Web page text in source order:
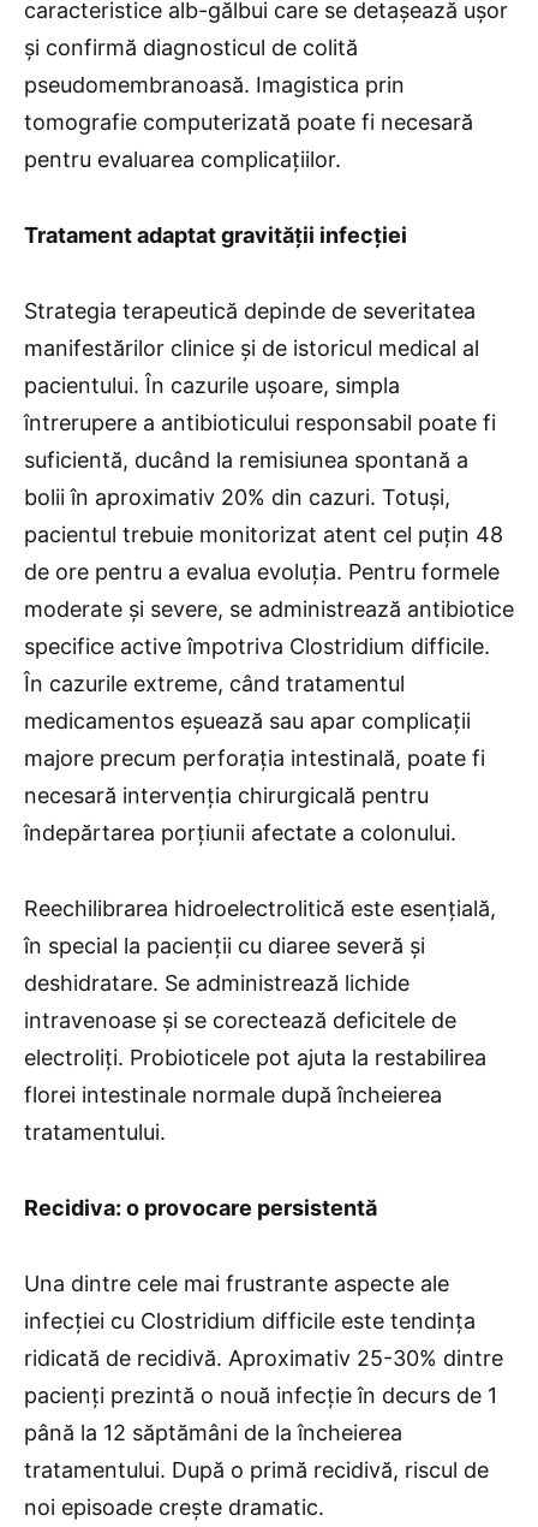
caracteristice alb-gălbui care se detașează ușor
și confirmă diagnosticul de colită
pseudomembranoasă. Imagistica prin
tomografie computerizată poate fi necesară
pentru evaluarea complicațiilor.
Tratament adaptat gravității infecției
Strategia terapeutică depinde de severitatea
manifestărilor clinice și de istoricul medical al
pacientului. În cazurile ușoare, simpla
întrerupere a antibioticului responsabil poate fi
suficientă, ducând la remisiunea spontană a
bolii în aproximativ 20% din cazuri. Totuși,
pacientul trebuie monitorizat atent cel puțin 48
de ore pentru a evalua evoluția. Pentru formele
moderate și severe, se administrează antibiotice
specifice active împotriva Clostridium difficile.
În cazurile extreme, când tratamentul
medicamentos eșuează sau apar complicații
majore precum perforația intestinală, poate fi
necesară intervenția chirurgicală pentru
îndepărtarea porțiunii afectate a colonului.
Reechilibrarea hidroelectrolitică este esențială,
în special la pacienții cu diaree severă și
deshidratare. Se administrează lichide
intravenoase și se corectează deficitele de
electroliți. Probioticele pot ajuta la restabilirea
florei intestinale normale după încheierea
tratamentului.
Recidiva: o provocare persistentă
Una dintre cele mai frustrante aspecte ale
infecției cu Clostridium difficile este tendința
ridicată de recidivă. Aproximativ 25-30% dintre
pacienți prezintă o nouă infecție în decurs de 1
până la 12 săptămâni de la încheierea
tratamentului. După o primă recidivă, riscul de
noi episoade crește dramatic.